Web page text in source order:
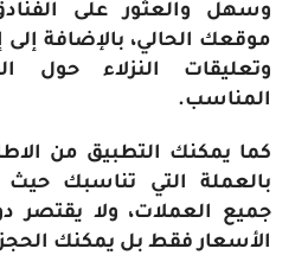
وسهل والعثور على
موقعك الحالي، بالإضافة
وتعليقات النزلاء حول
المناسب.
كما يمكنك التطبيق من
بالعملة التي تناسبك
جميع العملات، ولا يقتصر
الأسعار فقط بل يمكنك